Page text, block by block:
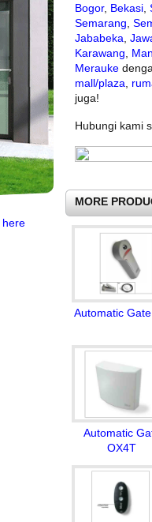
here
Bogor, Bekasi,
Semarang
Jababeka
Karawang
Merauke
mall/plaza
juga!
Hubungi kami
MORE
Automatic
Automatic
OX4T